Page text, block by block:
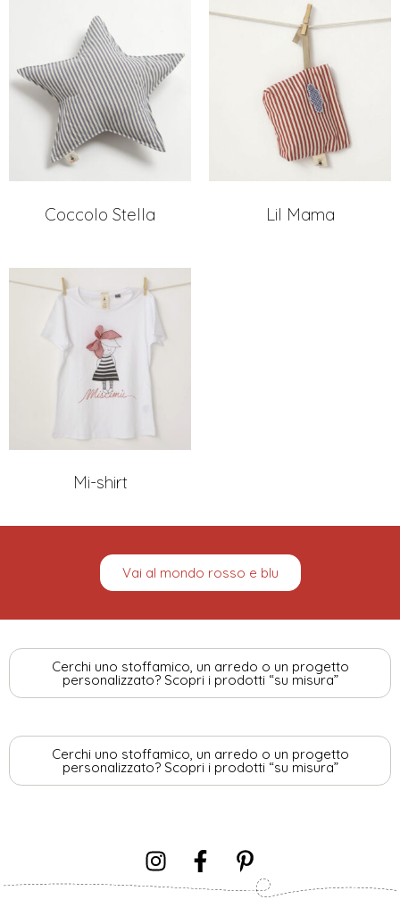
Coccolo Stella Lil Mama
Mi-shirt
Vai al mondo rosso e blu
Cerchi uno stoffamico, un arredo o un progetto
personalizzato? Scopri i prodotti “su misura”
Cerchi uno stoffamico, un arredo o un progetto
personalizzato? Scopri i prodotti “su misura”